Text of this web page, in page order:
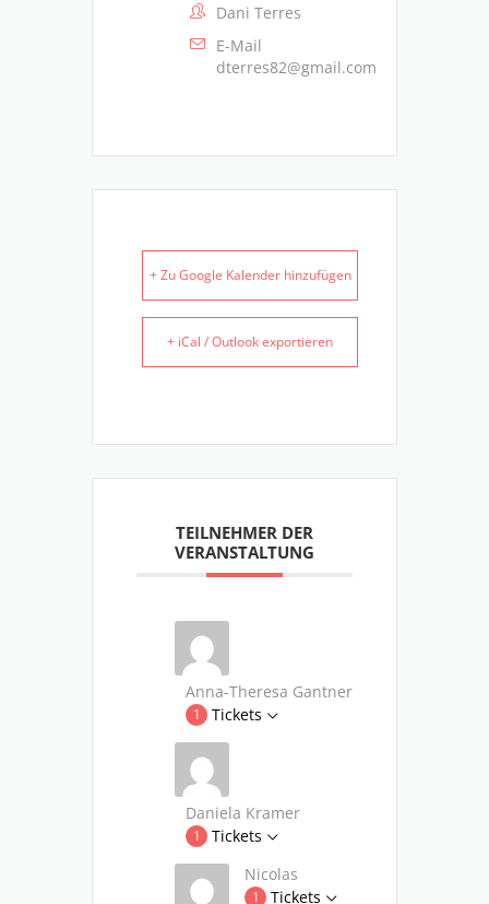
Dani Terres
E-Mail
dterres82@gmail.com
+ Zu Google Kalender hinzufügen
+ iCal / Outlook exportieren
TEILNEHMER DER
VERANSTALTUNG
Anna-Theresa Gantner
1 Tickets
Daniela Kramer
1
Tickets
Nicolas
1 Tickets